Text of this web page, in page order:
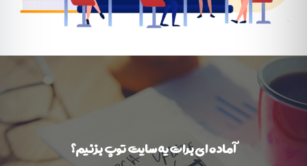
آماده ای برات یه سایت توپ بزنیم؟